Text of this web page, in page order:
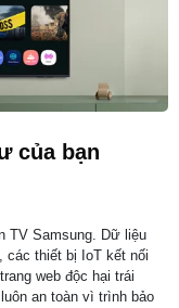
của bạn
TV Samsung. Dữ liệu
các thiết bị IoT kết nối
web độc hại trái
an toàn vì trình bảo